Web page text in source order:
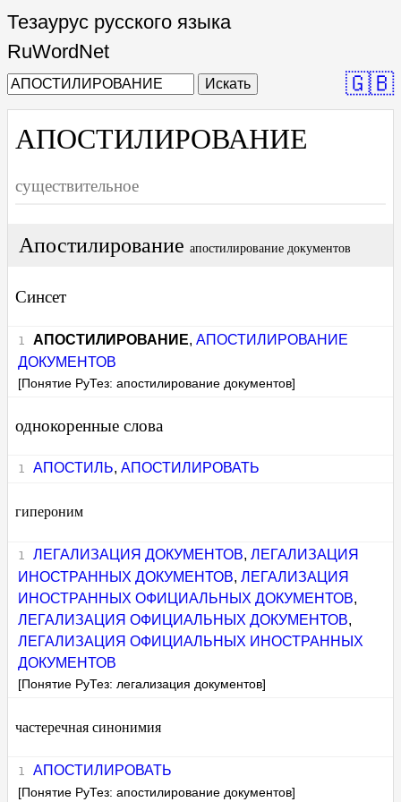
Тезаурус русского языка
RuWordNet
Искать 🇬🇧
АПОСТИЛИРОВАНИЕ
существительное
Апостилирование апостилирование документов
Синсет
АПОСТИЛИРОВАНИЕ, АПОСТИЛИРОВАНИЕ
ДОКУМЕНТОВ
[Понятие РуТез: апостилирование документов]
однокоренные слова
АПОСТИЛЬ, АПОСТИЛИРОВАТЬ
гипероним
ЛЕГАЛИЗАЦИЯ ДОКУМЕНТОВ, ЛЕГАЛИЗАЦИЯ
ИНОСТРАННЫХ ДОКУМЕНТОВ,ЛЕГАЛИЗАЦИЯ
ИНОСТРАННЫХ ОФИЦИАЛЬНЫХ ДОКУМЕНТОВ,
ЛЕГАЛИЗАЦИЯ ОФИЦИАЛЬНЫХ ДОКУМЕНТОВ,
ЛЕГАЛИЗАЦИЯ ОФИЦИАЛЬНЫХ ИНОСТРАННЫХ
ДОКУМЕНТОВ
[Понятие РуТез: легализация документов]
частеречная синонимия
АПОСТИЛИРОВАТЬ
[Понятие РуТез: апостилирование документов]